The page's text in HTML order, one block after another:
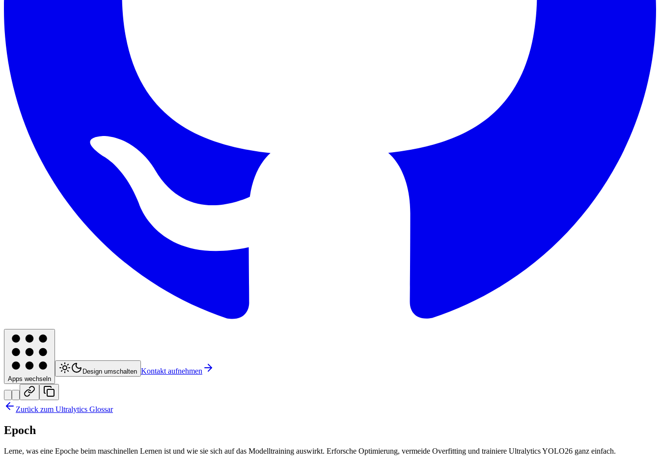
Apps wechseln
Design umschalten Kontakt aufnehmen
Zurück zum Ultralytics Glossar
Epoch
Lerne, was eine Epoche beim maschinellen Lernen ist und wie sie sich auf das Modelltraining auswirkt. Erforsche Optimierung, vermeide Overfitting und trainiere Ultralytics YOLO26 ganz einfach.